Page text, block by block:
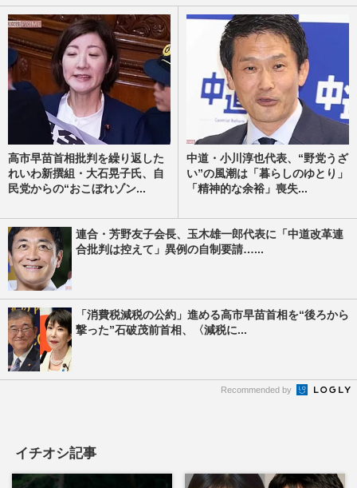
高市早苗首相批判を繰り返した
れいわ新撰組・大石晃子氏、自
民党からの“おこぼれゾン...
中道・小川淳也代表、“野党うざ
い”の風潮は「暮らしのゆとり」
「精神的な余裕」喪失...
連合・芳野友子会長、玉木雄一郎代表に「中道改革連
合批判は控えて」異例の自制要請…...
「消費税減税の公約」進める高市早苗首相を“後ろから
撃った”石破茂前首相、〈減税に...
Recommended by
イチオシ記事